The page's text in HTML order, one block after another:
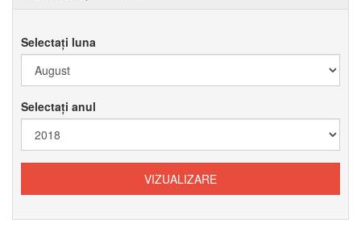
Selectați luna
Selectați anul